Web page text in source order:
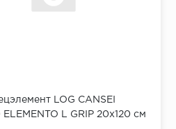
LOG CANSEI
ELEMENTO L GRIP 20x120 см